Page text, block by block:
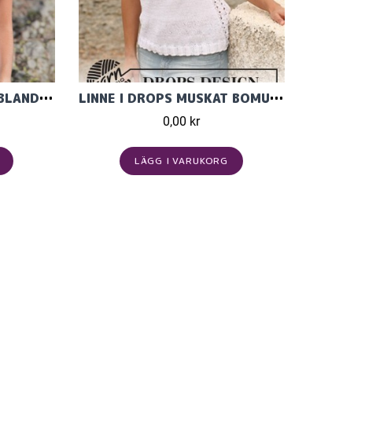
LINNE STICKAT I TILDA BLANDGARN FRÅN SVARTA FÅRET LINNE I DROPS MUSKAT BOMULLSGARN
0,00 kr
LÄGG I VARUKORG